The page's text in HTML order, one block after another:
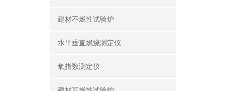
建材不燃性试验炉
水平垂直燃烧测定仪
氧指数测定仪